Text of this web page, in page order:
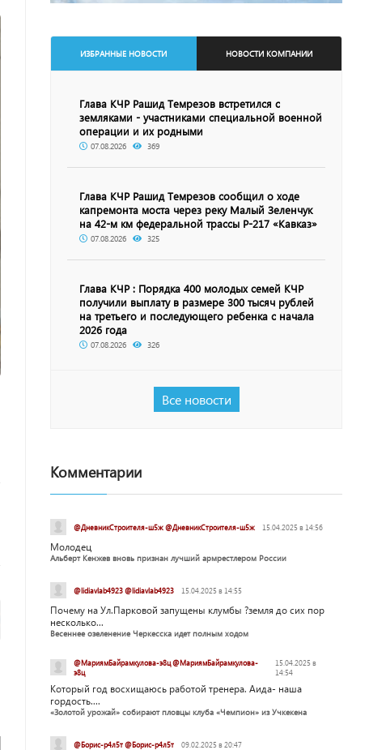
ИЗБРАННЫЕ НОВОСТИ НОВОСТИ КОМПАНИИ
Глава КЧР Рашид Темрезов встретился с
земляками - участниками специальной военной
операции и их родными
07.08.2026 369
Глава КЧР Рашид Темрезов сообщил о ходе
капремонта моста через реку Малый Зеленчук
на 42-м км федеральной трассы Р-217 «Кавказ»
07.08.2026 325
Глава КЧР : Порядка 400 молодых семей КЧР
получили выплату в размере 300 тысяч рублей
на третьего и последующего ребенка с начала
2026 года
07.08.2026 326
Все новости
Комментарии
@ДневникСтроителя-ш5ж @ДневникСтроителя-ш5ж 15.04.2025 в 14:56
Молодец
Альберт Кенжев вновь признан лучший армрестлером России
@lidiavlab4923 @lidiavlab4923 15.04.2025 в 14:55
Почему на Ул.Парковой запущены клумбы ?земля до сих пор
несколько...
Весеннее озеленение Черкесска идет полным ходом
@МариямБайрамкулова-э8ц @МариямБайрамкулова-
э8ц
15.04.2025 в
14:54
Который год восхищаюсь работой тренера. Аида- наша
гордость....
«Золотой урожай» собирают пловцы клуба «Чемпион» из Учкекена
@Борис-р4л5т @Борис-р4л5т 09.02.2025 в 20:47